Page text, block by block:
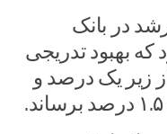
در بانک
بهبود تدریجی
زیر یک درصد و